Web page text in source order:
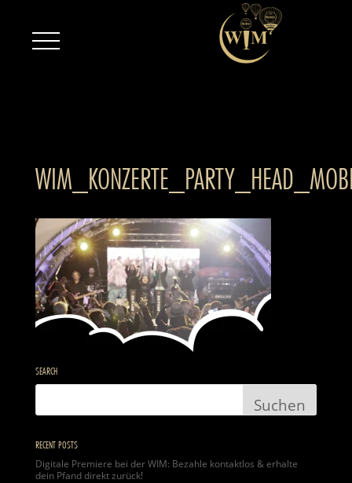
SEARCH
RECENT POSTS
Digitale Premiere bei der WIM: Bezahle kontaktlos & erhalte
dein Pfand direkt zurück!